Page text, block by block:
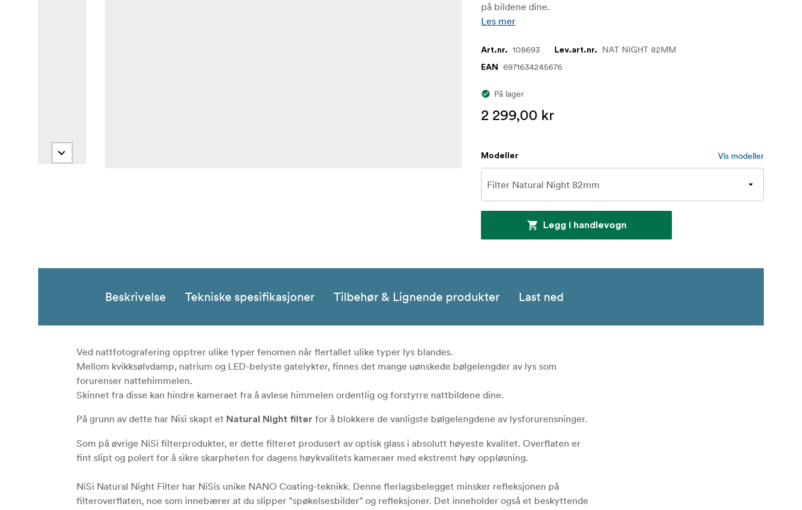
på bildene dine.
Les mer
Art.nr. 108693 Lev.art.nr. NAT NIGHT 82MM
EAN 6971634245676
På lager
2 299,00 kr
Modeller Vis modeller
Legg i handlevogn
Beskrivelse Tekniske spesifikasjoner Tilbehør & Lignende produkter Last ned
Ved nattfotografering opptrer ulike typer fenomen når flertallet ulike typer lys blandes.
Mellom kvikksølvdamp, natrium og LED-belyste gatelykter, finnes det mange uønskede bølgelengder av lys som
forurenser nattehimmelen.
Skinnet fra disse kan hindre kameraet fra å avlese himmelen ordentlig og forstyrre nattbildene dine.
På grunn av dette har Nisi skapt et Natural Night filter for å blokkere de vanligste bølgelengdene av lysforurensninger.
Som på øvrige NiSi filterprodukter, er dette filteret produsert av optisk glass i absolutt høyeste kvalitet. Overflaten er
fint slipt og polert for å sikre skarpheten for dagens høykvalitets kameraer med ekstremt høy oppløsning.
NiSi Natural Night Filter har NiSis unike NANO Coating-teknikk. Denne flerlagsbelegget minsker refleksjonen på
filteroverflaten, noe som innebærer at du slipper "spøkelsesbilder" og refleksjoner. Det inneholder også et beskyttende